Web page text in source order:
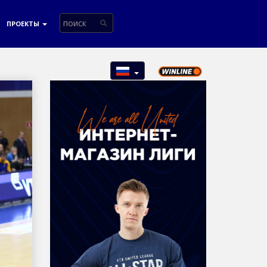
ПРОЕКТЫ